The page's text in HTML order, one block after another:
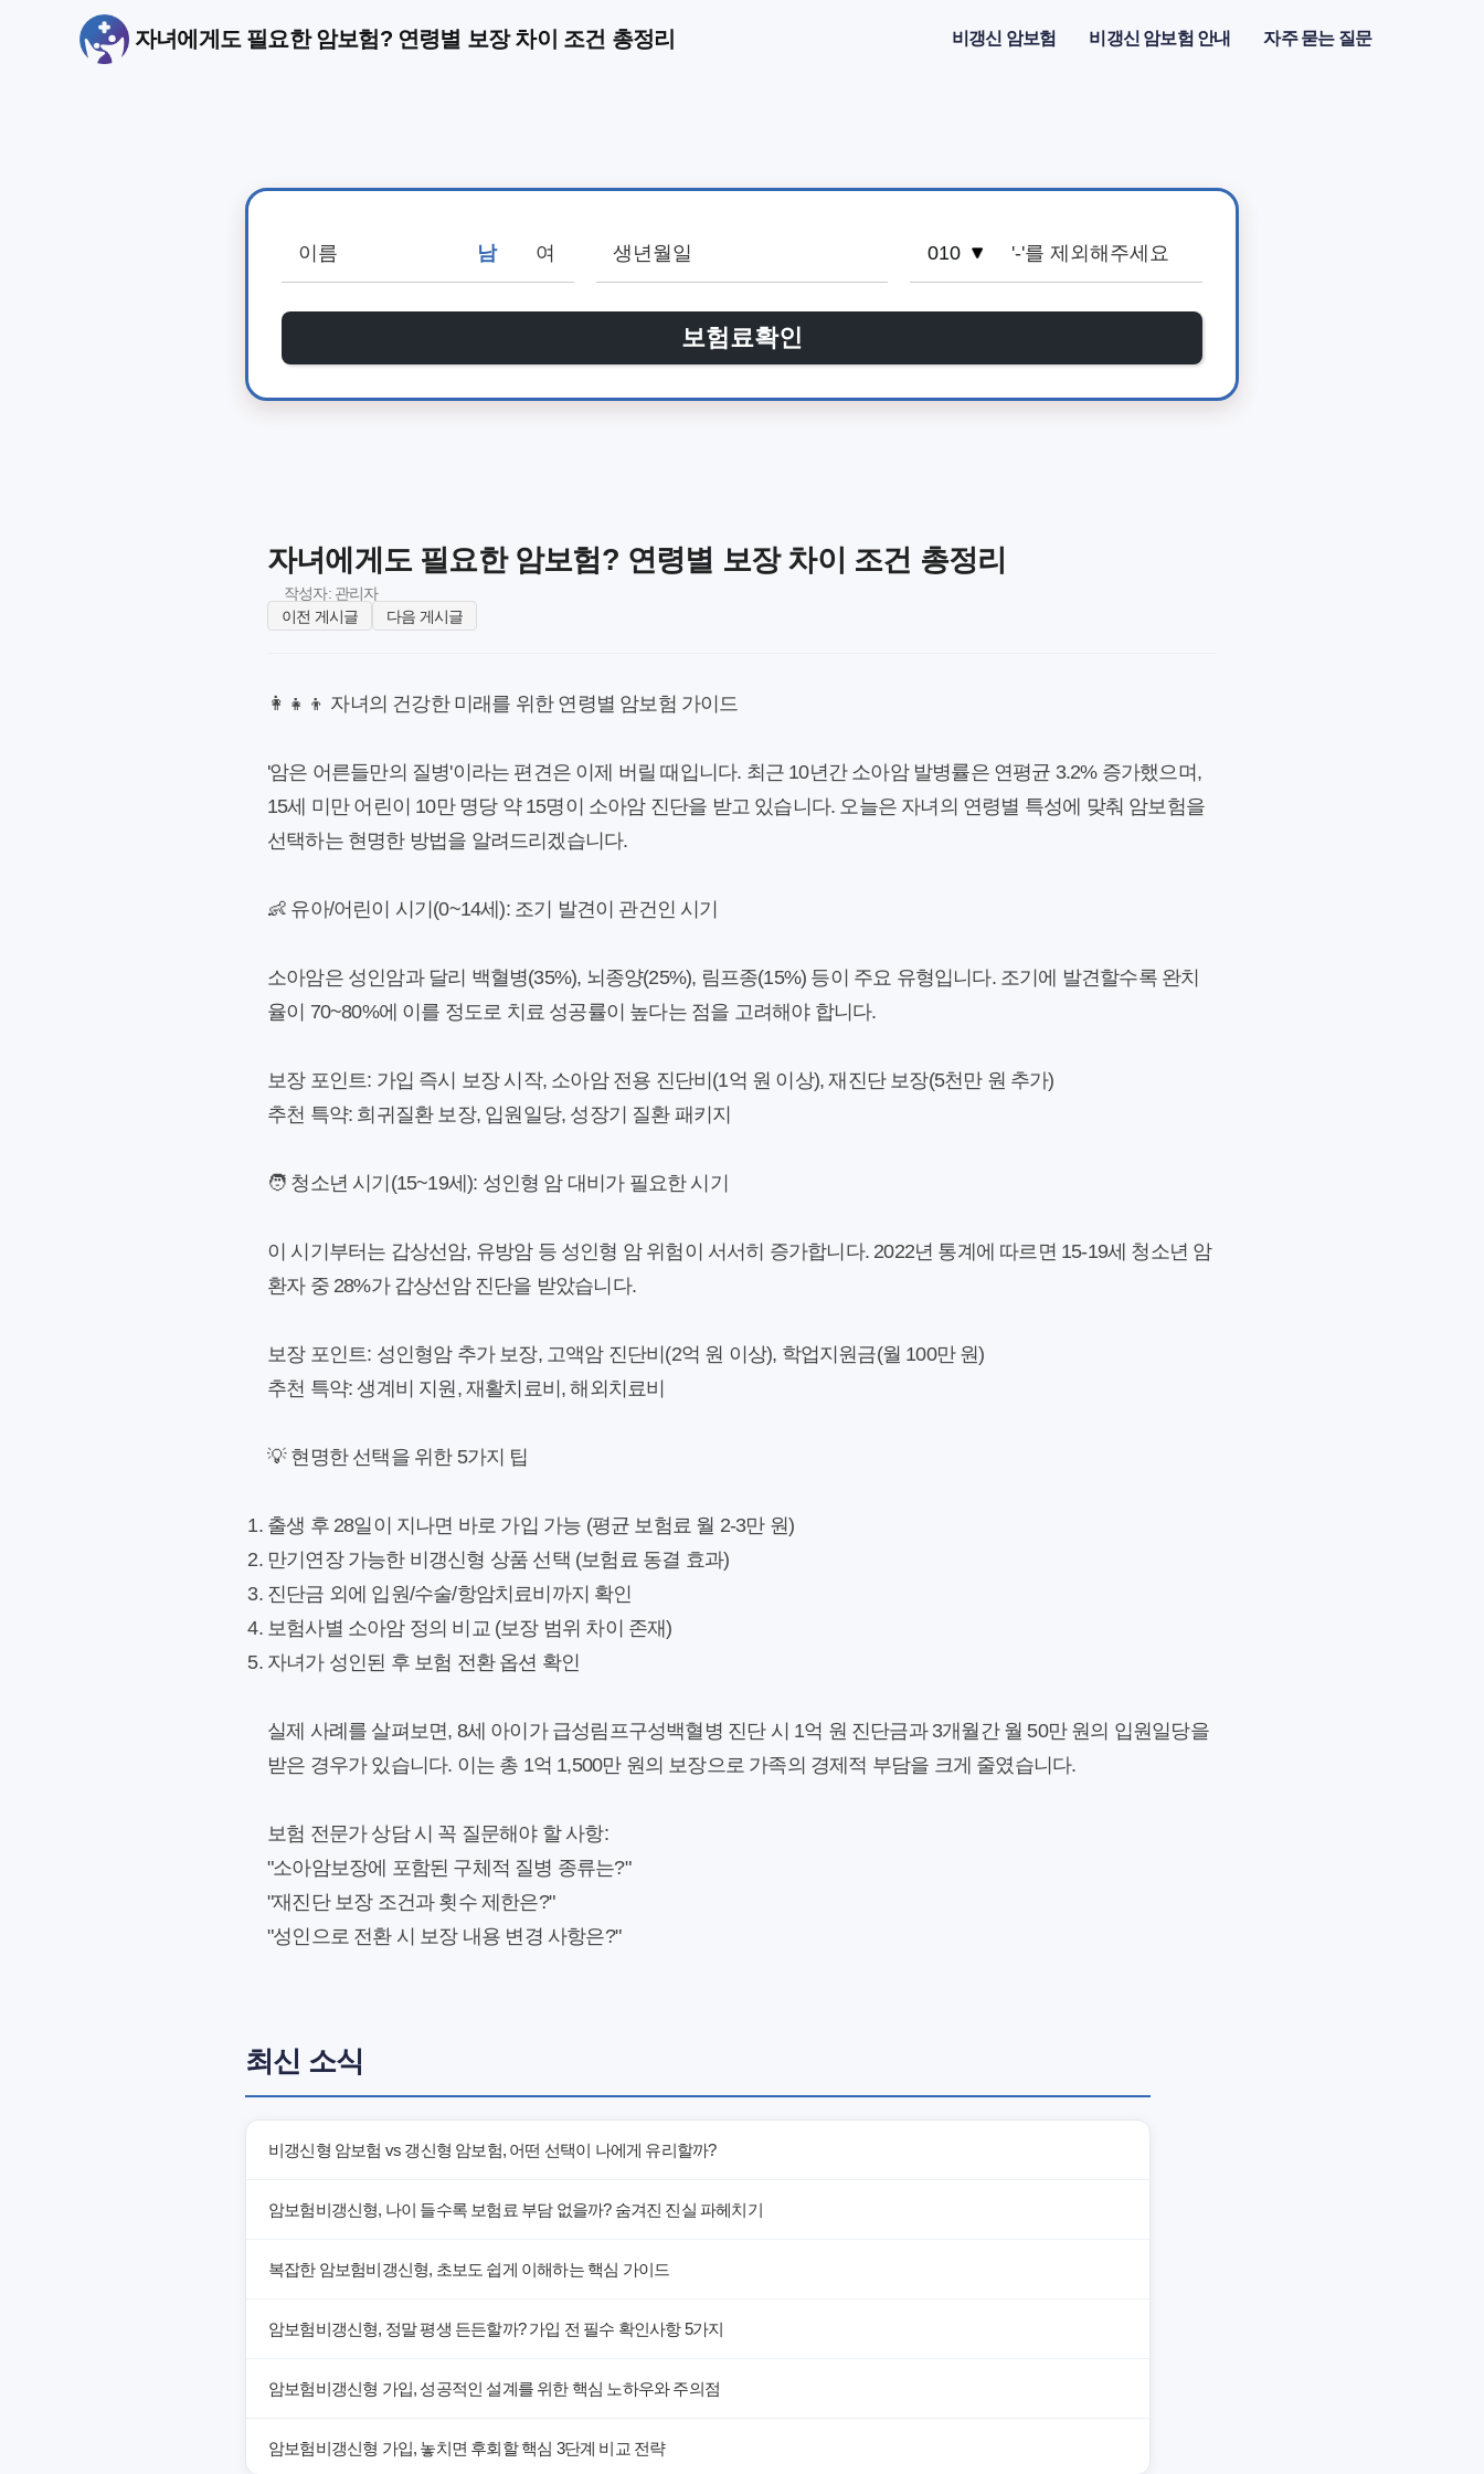
자녀에게도 필요한 암보험? 연령별 보장 차이 조건 총정리 비갱신 암보험 비갱신 암보험 안내 자주 묻는 질문
남 여
보험료확인
자녀에게도 필요한 암보험? 연령별 보장 차이 조건 총정리
작성자: 관리자
이전 게시글
다음 게시글
👩‍👧‍👦 자녀의 건강한 미래를 위한 연령별 암보험 가이드
'암은 어른들만의 질병'이라는 편견은 이제 버릴 때입니다. 최근 10년간 소아암 발병률은 연평균 3.2% 증가했으며,
15세 미만 어린이 10만 명당 약 15명이 소아암 진단을 받고 있습니다. 오늘은 자녀의 연령별 특성에 맞춰 암보험을
선택하는 현명한 방법을 알려드리겠습니다.
👶 유아/어린이 시기(0~14세): 조기 발견이 관건인 시기
소아암은 성인암과 달리 백혈병(35%), 뇌종양(25%), 림프종(15%) 등이 주요 유형입니다. 조기에 발견할수록 완치
율이 70~80%에 이를 정도로 치료 성공률이 높다는 점을 고려해야 합니다.
보장 포인트: 가입 즉시 보장 시작, 소아암 전용 진단비(1억 원 이상), 재진단 보장(5천만 원 추가)
추천 특약: 희귀질환 보장, 입원일당, 성장기 질환 패키지
🧑 청소년 시기(15~19세): 성인형 암 대비가 필요한 시기
이 시기부터는 갑상선암, 유방암 등 성인형 암 위험이 서서히 증가합니다. 2022년 통계에 따르면 15-19세 청소년 암
환자 중 28%가 갑상선암 진단을 받았습니다.
보장 포인트: 성인형암 추가 보장, 고액암 진단비(2억 원 이상), 학업지원금(월 100만 원)
추천 특약: 생계비 지원, 재활치료비, 해외치료비
💡 현명한 선택을 위한 5가지 팁
출생 후 28일이 지나면 바로 가입 가능 (평균 보험료 월 2-3만 원)
만기연장 가능한 비갱신형 상품 선택 (보험료 동결 효과)
진단금 외에 입원/수술/항암치료비까지 확인
보험사별 소아암 정의 비교 (보장 범위 차이 존재)
자녀가 성인된 후 보험 전환 옵션 확인
실제 사례를 살펴보면, 8세 아이가 급성림프구성백혈병 진단 시 1억 원 진단금과 3개월간 월 50만 원의 입원일당을
받은 경우가 있습니다. 이는 총 1억 1,500만 원의 보장으로 가족의 경제적 부담을 크게 줄였습니다.
보험 전문가 상담 시 꼭 질문해야 할 사항:
"소아암보장에 포함된 구체적 질병 종류는?"
"재진단 보장 조건과 횟수 제한은?"
"성인으로 전환 시 보장 내용 변경 사항은?"
최신 소식
비갱신형 암보험 vs 갱신형 암보험, 어떤 선택이 나에게 유리할까?
암보험비갱신형, 나이 들수록 보험료 부담 없을까? 숨겨진 진실 파헤치기
복잡한 암보험비갱신형, 초보도 쉽게 이해하는 핵심 가이드
암보험비갱신형, 정말 평생 든든할까? 가입 전 필수 확인사항 5가지
암보험비갱신형 가입, 성공적인 설계를 위한 핵심 노하우와 주의점
암보험비갱신형 가입, 놓치면 후회할 핵심 3단계 비교 전략